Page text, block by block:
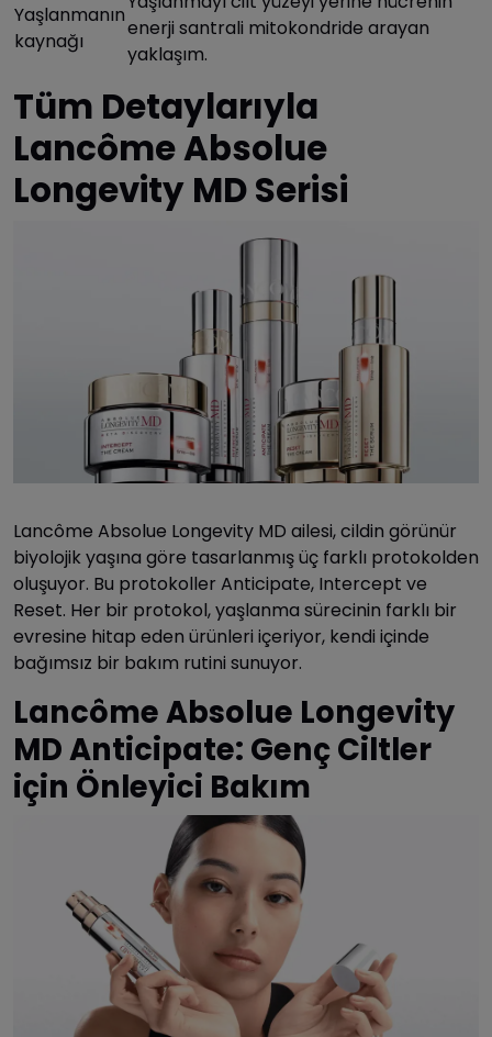
Yaşlanmanın
kaynağı
enerji santrali mitokondride arayan
yaklaşım.
Tüm Detaylarıyla
Lancôme Absolue
Longevity MD Serisi
Lancôme Absolue Longevity MD ailesi, cildin görünür
biyolojik yaşına göre tasarlanmış üç farklı protokolden
oluşuyor. Bu protokoller Anticipate, Intercept ve
Reset. Her bir protokol, yaşlanma sürecinin farklı bir
evresine hitap eden ürünleri içeriyor, kendi içinde
bağımsız bir bakım rutini sunuyor.
Lancôme Absolue Longevity
MD Anticipate: Genç Ciltler
için Önleyici Bakım